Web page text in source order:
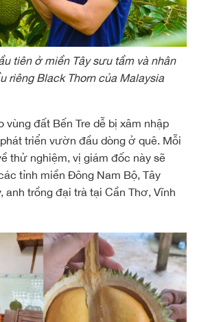
tiên ở miền Tây sưu tầm và nhân
riêng Black Thorn của Malaysia
vùng đất Bến Tre dễ bị xâm nhập
triển vườn đầu dòng ở quê. Mỗi
thử nghiệm, vị giám đốc này sẽ
tỉnh miền Đông Nam Bộ, Tây
anh trồng đại trà tại Cần Thơ, Vĩnh